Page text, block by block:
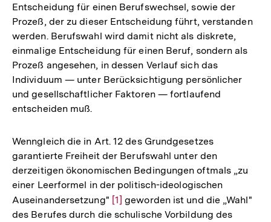
Entscheidung für einen Berufswechsel, sowie der
Prozeß, der zu dieser Entscheidung führt, verstanden
werden. Berufswahl wird damit nicht als diskrete,
einmalige Entscheidung für einen Beruf, sondern als
Prozeß angesehen, in dessen Verlauf sich das
Individuum — unter Berücksichtigung persönlicher
und gesellschaftlicher Faktoren — fortlaufend
entscheiden muß.
Wenngleich die in Art. 12 des Grundgesetzes
garantierte Freiheit der Berufswahl unter den
derzeitigen ökonomischen Bedingungen oftmals „zu
einer Leerformel in der politisch-ideologischen
Auseinandersetzung" Zur
Auflösung
[1] geworden ist und die „Wahl"
des Berufes durch die schulische Vorbildung des